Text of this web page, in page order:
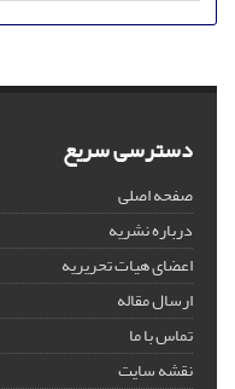
دسترسی سریع
صفحه اصلی
درباره نشریه
اعضای هیات تحریریه
ارسال مقاله
تماس با ما
نقشه سایت